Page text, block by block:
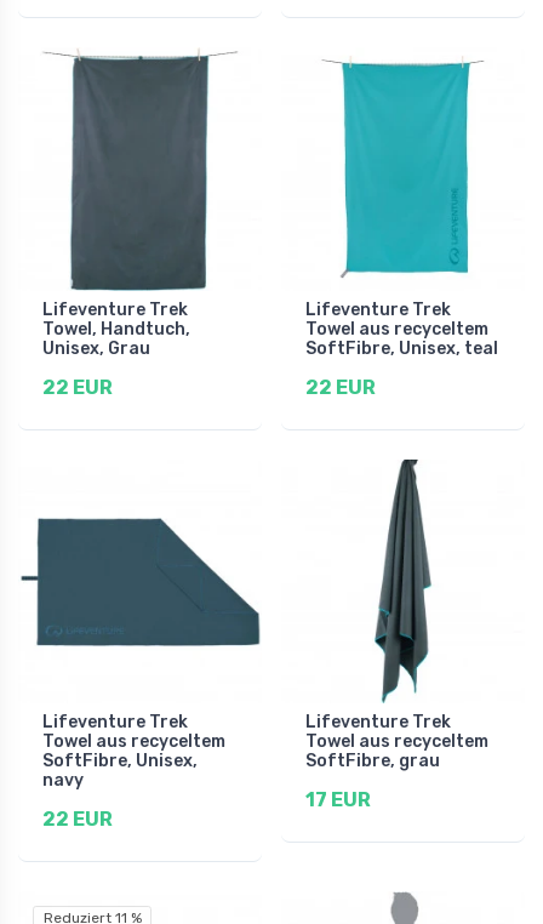
Lifeventure Trek
Towel, Handtuch,
Unisex, Grau
22 EUR
Lifeventure Trek
Towel aus recyceltem
SoftFibre, Unisex, teal
22 EUR
Lifeventure Trek
Towel aus recyceltem
SoftFibre, Unisex,
navy
22 EUR
Lifeventure Trek
Towel aus recyceltem
SoftFibre, grau
17 EUR
Reduziert 11 %